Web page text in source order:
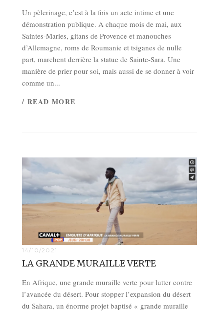
Un pèlerinage, c’est à la fois un acte intime et une
démonstration publique. A chaque mois de mai, aux
Saintes-Maries, gitans de Provence et manouches
d’Allemagne, roms de Roumanie et tsiganes de nulle
part, marchent derrière la statue de Sainte-Sara. Une
manière de prier pour soi, mais aussi de se donner à voir
comme un...
/ READ MORE
14/10/2021
LA GRANDE MURAILLE VERTE
En Afrique, une grande muraille verte pour lutter contre
l’avancée du désert. Pour stopper l’expansion du désert
du Sahara, un énorme projet baptisé « grande muraille